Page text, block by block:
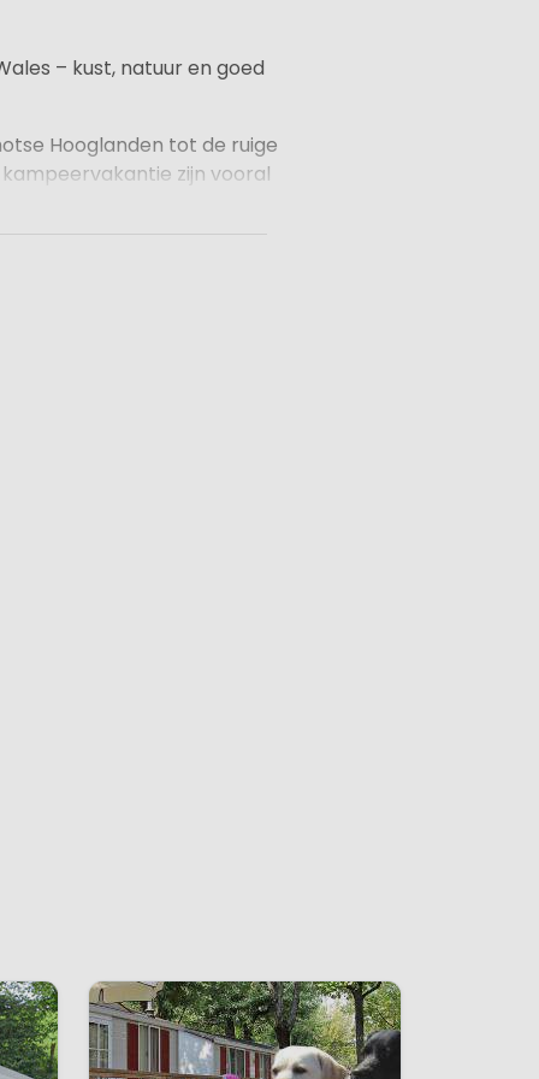
– kust, natuur en goed
Hooglanden tot de ruige
zijn vooral
huuraccommodaties
eenvoudige manier om
je geniet van het gemak